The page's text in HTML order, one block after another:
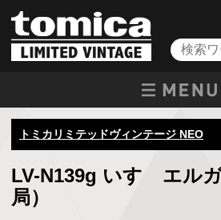
トミカリミテッドヴィンテージ NEO
LV-N139g いすゞエル
局）